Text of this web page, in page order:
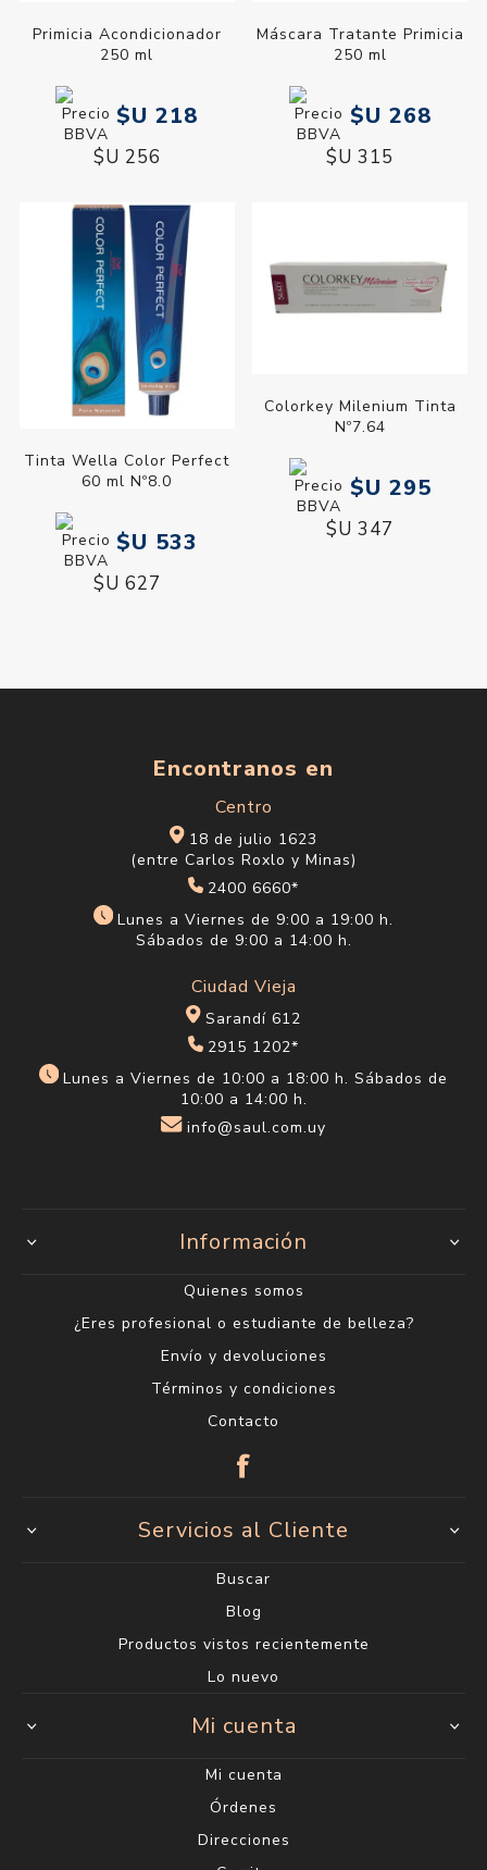
Primicia Acondicionador
250 ml
$U 218
$U 256
Máscara Tratante Primicia
250 ml
$U 268
$U 315
Tinta Wella Color Perfect
60 ml Nº8.0
$U 533
$U 627
Colorkey Milenium Tinta
Nº7.64
$U 295
$U 347
Encontranos en
Centro
18 de julio 1623
(entre Carlos Roxlo y Minas)
2400 6660*
Lunes a Viernes de 9:00 a 19:00 h.
Sábados de 9:00 a 14:00 h.
Ciudad Vieja
Sarandí 612
2915 1202*
Lunes a Viernes de 10:00 a 18:00 h. Sábados de
10:00 a 14:00 h.
info@saul.com.uy
Información
Quienes somos
¿Eres profesional o estudiante de belleza?
Envío y devoluciones
Términos y condiciones
Contacto
Servicios al Cliente
Buscar
Blog
Productos vistos recientemente
Lo nuevo
Mi cuenta
Mi cuenta
Órdenes
Direcciones